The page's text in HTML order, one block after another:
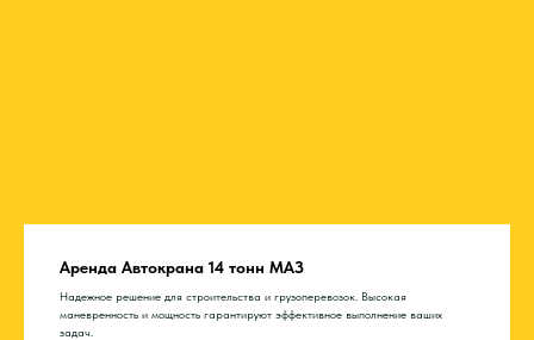
Аренда Автокрана 14 тонн МАЗ
Надежное решение для строительства и грузоперевозок. Высокая
маневренность и мощность гарантируют эффективное выполнение ваших
задач.